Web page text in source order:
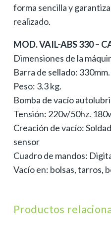
forma sencilla y
realizado.
MOD. VAIL-ABS 330 –
Dimensiones de la
Barra de sellado: 330mm.
Peso: 3.3 kg.
Bomba de vacío
Tensión: 220v/50hz.
Creación de vacío:
sensor
Cuadro de mandos:
Vacío en: bolsas, tarros,
Productos